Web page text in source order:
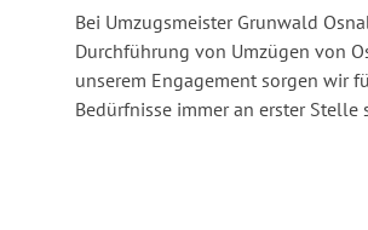
Bei Umzugsmeister Grunwald
Durchführung von Umzügen von
unserem Engagement sorgen wir
Bedürfnisse immer an erster Stelle